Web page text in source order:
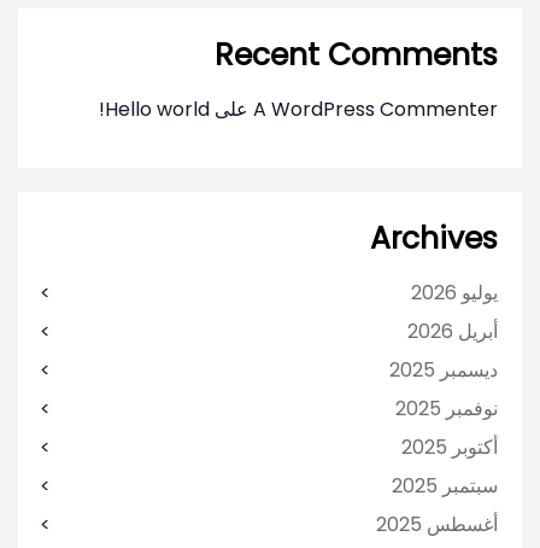
Recent Comments
A WordPress Commenter على Hello world!
Archives
يوليو 2026
أبريل 2026
ديسمبر 2025
نوفمبر 2025
أكتوبر 2025
سبتمبر 2025
أغسطس 2025